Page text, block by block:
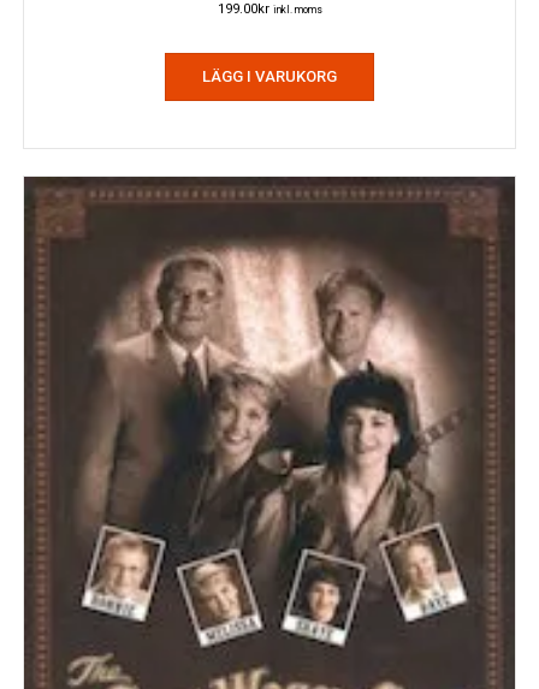
199.00kr inkl. moms
LÄGG I VARUKORG